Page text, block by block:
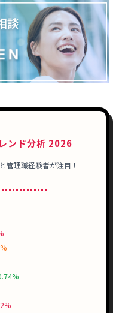
ンド分析 2026
管理職経験者が注目！